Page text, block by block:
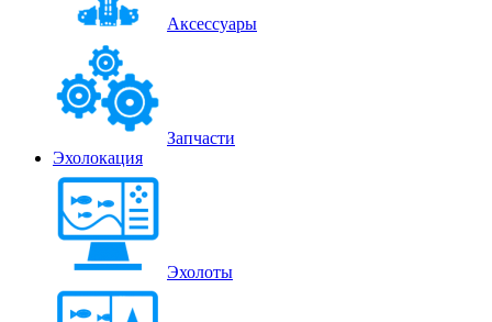
Аксессуары
Запчасти
Эхолокация
Эхолоты